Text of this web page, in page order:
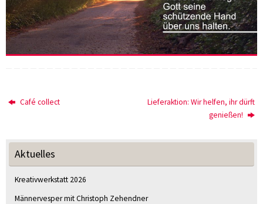
Café collect
Lieferaktion: Wir helfen, ihr dürft
genießen!
Aktuelles
Kreativwerkstatt 2026
Männervesper mit Christoph Zehendner